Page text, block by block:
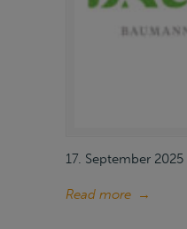
17. September 2025
Read more →